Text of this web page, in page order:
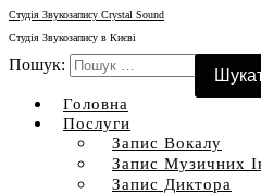
Студія Звукозапису Crystal Sound
Студія Звукозапису в Києві
Пошук:
Головна
Послуги
Запис Вокалу
Запис Музичних
Запис Диктора